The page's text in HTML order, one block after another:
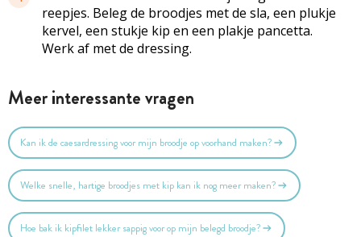
reepjes. Beleg de broodjes met de sla, een plukje
kervel, een stukje kip en een plakje pancetta.
Werk af met de dressing.
Meer interessante vragen
Kan ik de caesardressing voor mijn broodje op voorhand maken?
Welke snelle, hartige broodjes met kip kan ik nog meer maken?
Hoe bak ik kipfilet lekker sappig voor op mijn belegd broodje?